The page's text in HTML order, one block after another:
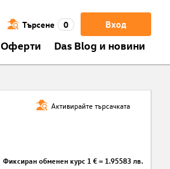
Вход
Търсене 0
Оферти Das Blog и новини
Активирайте търсачката
Фиксиран обменен курс 1 € = 1.95583 лв.